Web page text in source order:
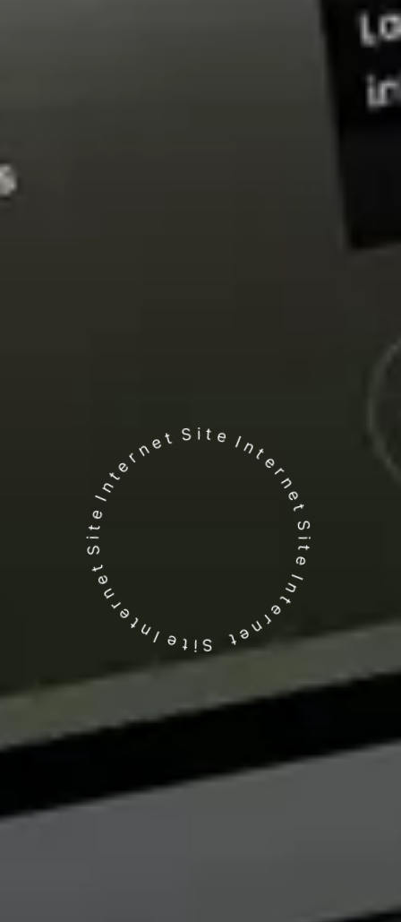
Site Internet Site Internet Site Internet Site Internet